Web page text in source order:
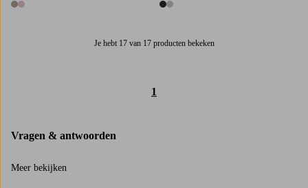
2 kleuren 2 kleuren
Je hebt 17 van 17 producten bekeken
1
Vragen & antwoorden
Meer bekijken